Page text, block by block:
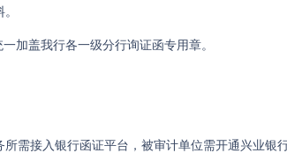
加盖我行各一级分行询证函专用章。
需接入银行函证平台，被审计单位需开通兴业银行